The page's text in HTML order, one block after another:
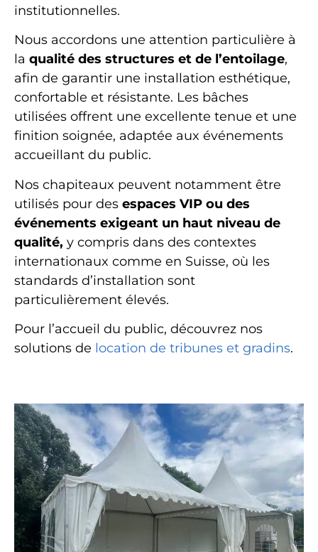
institutionnelles.
Nous accordons une attention particulière à
la qualité des structures et de l’entoilage,
afin de garantir une installation esthétique,
confortable et résistante. Les bâches
utilisées offrent une excellente tenue et une
finition soignée, adaptée aux événements
accueillant du public.
Nos chapiteaux peuvent notamment être
utilisés pour des espaces VIP ou des
événements exigeant un haut niveau de
qualité, y compris dans des contextes
internationaux comme en Suisse, où les
standards d’installation sont
particulièrement élevés.
Pour l’accueil du public, découvrez nos
solutions de location de tribunes et gradins.